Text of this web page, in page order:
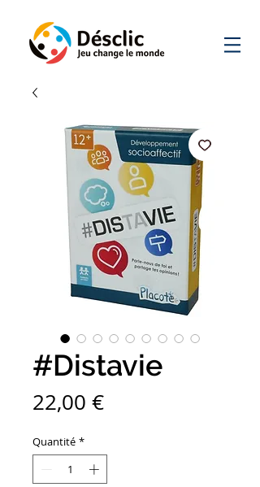
#Distavie
22,00 €Prix
Quantité *